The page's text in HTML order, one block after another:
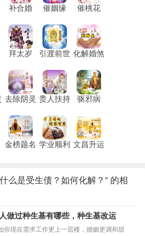
补合婚 催姻缘 催桃花
拜太岁 引渡前世 化解婚煞
去除阴灵 贵人扶持 驱邪病
金榜题名 学业顺利 文昌升运
么是受生债？如何化解？” 的相
做过种生基有哪些，种生基改运
你现在需求工作更上一层楼，婚姻更调和甜